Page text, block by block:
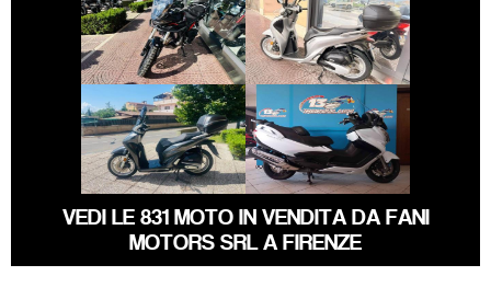
MORBIDELLI
T352X
HONDA SH
HONDA SH
€ 2.390 €
SUZUKI
BURGMAN-650
€ 5.890 €
VEDI LE 831 MOTO IN VENDITA DA FANI
MOTORS SRL A FIRENZE